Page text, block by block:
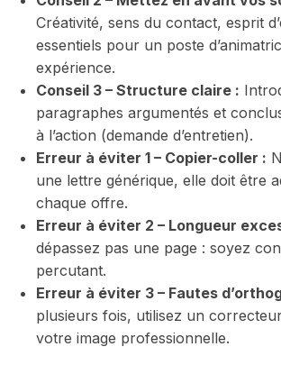
Créativité, sens du contact, esprit
essentiels pour un poste
expérience.
Conseil 3 – Structure claire :
paragraphes argumentés et
à l’action (demande d’entretien).
Erreur à éviter 1 – Copier-coller :
une lettre générique, elle doit être
chaque offre.
Erreur à éviter 2 – Longueur
dépassez pas une page : soyez
percutant.
Erreur à éviter 3 – Fautes
plusieurs fois, utilisez un
votre image professionnelle.